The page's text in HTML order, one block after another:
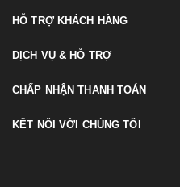
HỖ TRỢ KHÁCH HÀNG
DỊCH VỤ & HỖ TRỢ
CHẤP NHẬN THANH TOÁN
KẾT NỐI VỚI CHÚNG TÔI